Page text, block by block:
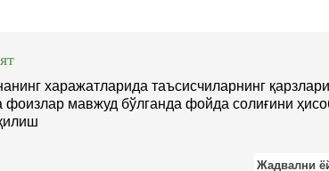
харажатларида таъсисчиларнинг қарзлари
фоизлар мавжуд бўлганда фойда солиғини
Жадвални